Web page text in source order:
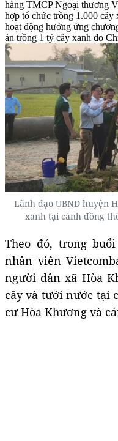
hàng TMCP Ngoại thương
hợp tổ chức trồng 1.000 cây
hoạt động hưởng ứng
án trồng 1 tỷ cây xanh do
Lãnh đạo UBND huyện
xanh tại cánh đồng
Theo đó, trong
nhân viên
người dân xã Hòa
cây và tưới nước tại
cư Hòa Khương và